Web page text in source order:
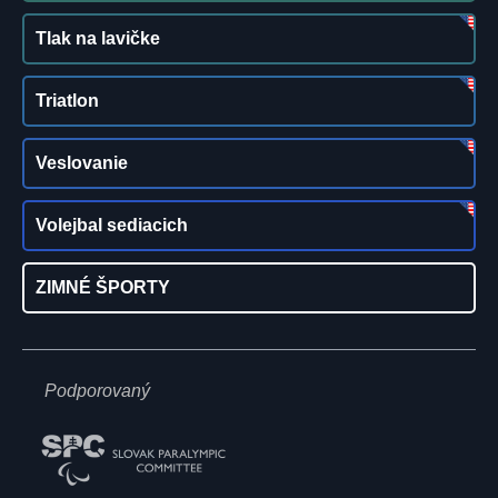
Tlak na lavičke
Triatlon
Veslovanie
Volejbal sediacich
ZIMNÉ ŠPORTY
Podporovaný